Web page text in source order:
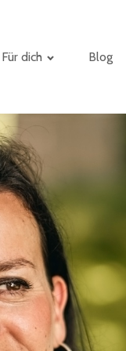
Für dich Blog